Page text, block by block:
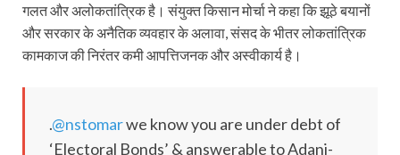
गलत और अलोकतांत्रिक है। संयुक्त किसान मोर्चा ने कहा कि झूठे बयानों
और सरकार के अनैतिक व्यवहार के अलावा, संसद के भीतर लोकतांत्रिक
कामकाज की निरंतर कमी आपत्तिजनक और अस्वीकार्य है।
.@nstomarwe know you are under debt of
‘Electoral Bonds’ & answerable to Adani-